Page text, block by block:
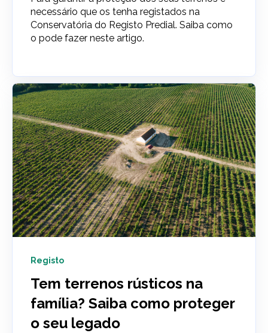
necessário que os tenha registados na
Conservatória do Registo Predial. Saiba como
o pode fazer neste artigo.
Registo
Tem terrenos rústicos na
família? Saiba como proteger
o seu legado